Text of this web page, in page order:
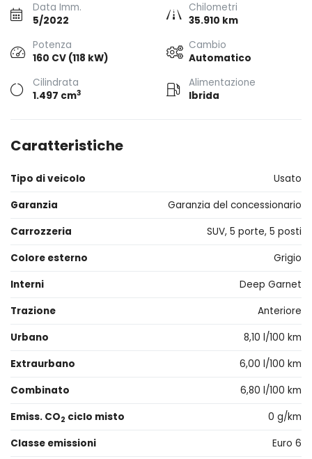
Data Imm.
5/2022
Chilometri
35.910 km
Potenza
160 CV (118 kW)
Cambio
Automatico
Cilindrata
1.497 cm3
Alimentazione
Ibrida
Caratteristiche
Tipo di veicolo
Usato
Garanzia
Garanzia del concessionario
Carrozzeria
SUV, 5 porte, 5 posti
Colore esterno
Grigio
Interni
Deep Garnet
Trazione
Anteriore
Urbano
8,10 l/100 km
Extraurbano
6,00 l/100 km
Combinato
6,80 l/100 km
Emiss. CO2 ciclo misto
0 g/km
Classe emissioni
Euro 6